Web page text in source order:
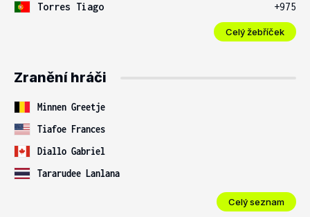
Torres Tiago
+975
Celý žebříček
Zranění hráči
Minnen Greetje
Tiafoe Frances
Diallo Gabriel
Tararudee Lanlana
Celý seznam